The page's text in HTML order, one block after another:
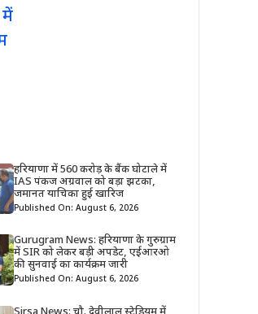
हरियाणा में 560 करोड़ के बैंक घोटाले में
IAS पंकज अग्रवाल को बड़ा झटका,
जमानत याचिका हुई खारिज
Published On: August 6, 2026
Gurugram News: हरियाणा के गुरुग्राम
में SIR को लेकर बड़ी अपडेट, एईआरओ
की सुनवाई का कार्यक्रम जारी
Published On: August 6, 2026